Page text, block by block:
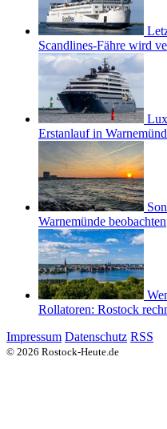
Scandlines-Fähre wird
Erstanlauf in
Warnemünde beobachten
Rollatoren: Rostock
Impressum Datenschutz RSS
© 2026 Rostock-Heute.de